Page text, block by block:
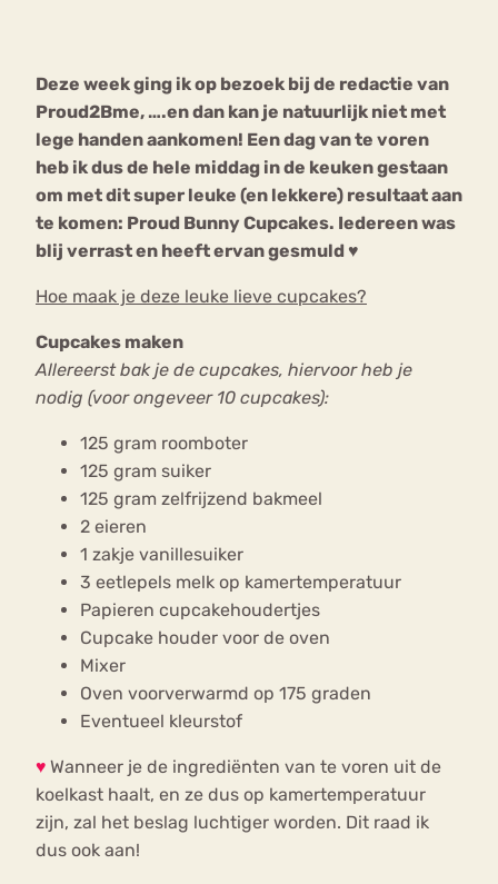
Deze week ging ik op bezoek bij de redactie van
Proud2Bme, ….en dan kan je natuurlijk niet met
lege handen aankomen! Een dag van te voren
heb ik dus de hele middag in de keuken gestaan
om met dit super leuke (en lekkere) resultaat aan
te komen: Proud Bunny Cupcakes. Iedereen was
blij verrast en heeft ervan gesmuld ♥
Hoe maak je deze leuke lieve cupcakes?
Cupcakes maken
Allereerst bak je de cupcakes, hiervoor heb je
nodig (voor ongeveer 10 cupcakes):
125 gram roomboter
125 gram suiker
125 gram zelfrijzend bakmeel
2 eieren
1 zakje vanillesuiker
3 eetlepels melk op kamertemperatuur
Papieren cupcakehoudertjes
Cupcake houder voor de oven
Mixer
Oven voorverwarmd op 175 graden
Eventueel kleurstof
♥ Wanneer je de ingrediënten van te voren uit de
koelkast haalt, en ze dus op kamertemperatuur
zijn, zal het beslag luchtiger worden. Dit raad ik
dus ook aan!
Chat
Forum
mia
Nerv
osa
Eetstoornis Anorexia Nervosa
Eetbuien Piekeren Sport
Trauma
Orthorexia
Afvallen Angst